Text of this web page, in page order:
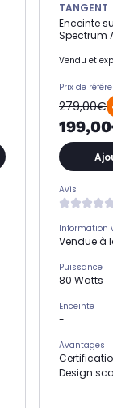
TANGENT
Enceinte
Spectrum
Vendu et
Prix de
279,00€
Avis
Information
Vendue à
Puissance
80 Watts
Enceinte
-
Avantages
Design